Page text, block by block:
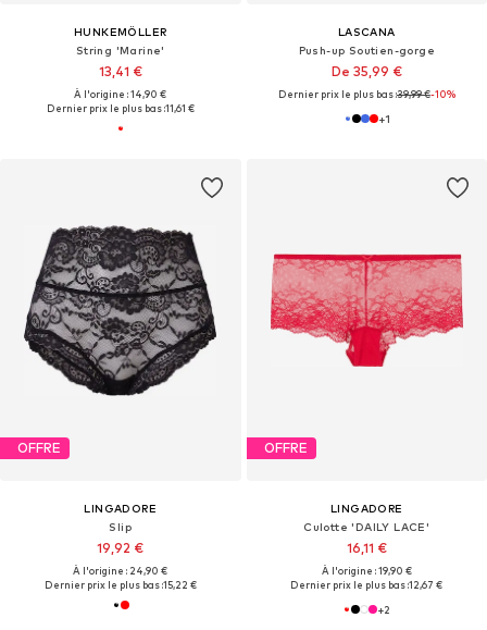
HUNKEMÖLLER
String 'Marine'
13,41 €
À l'origine : 14,90 €
Dernier prix le plus bas :11,61 €
LASCANA
Push-up Soutien-gorge
De 35,99 €
Dernier prix le plus bas :39,99 €-10%
+1
OFFRE
LINGADORE
Slip
19,92 €
À l'origine : 24,90 €
Dernier prix le plus bas :15,22 €
OFFRE
LINGADORE
Culotte 'DAILY LACE'
16,11 €
À l'origine : 19,90 €
Dernier prix le plus bas :12,67 €
+2